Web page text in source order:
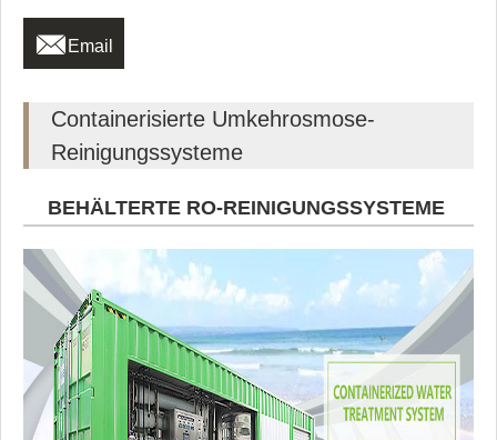
 Email
Containerisierte Umkehrosmose-
Reinigungssysteme
BEHÄLTERTE RO-REINIGUNGSSYSTEME